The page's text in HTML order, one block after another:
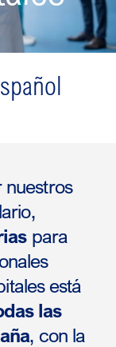
para
está
las
, con la